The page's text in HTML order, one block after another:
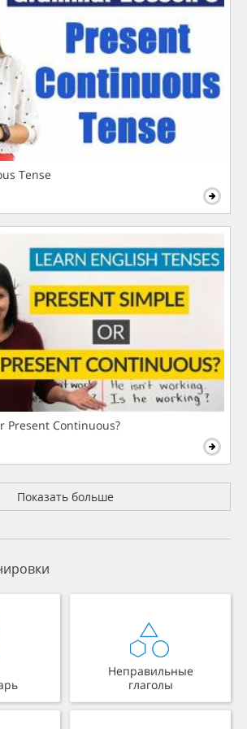
Tense
Present Continuous?
Показать больше
Неправильные
глаголы